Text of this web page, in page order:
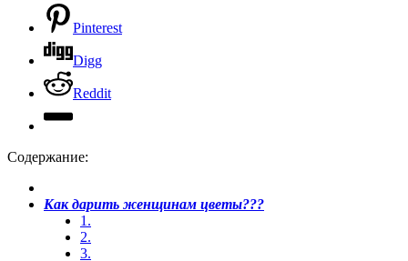
Pinterest
Digg
Reddit
Содержание:
Как дарить женщинам цветы???
1.
2.
3.